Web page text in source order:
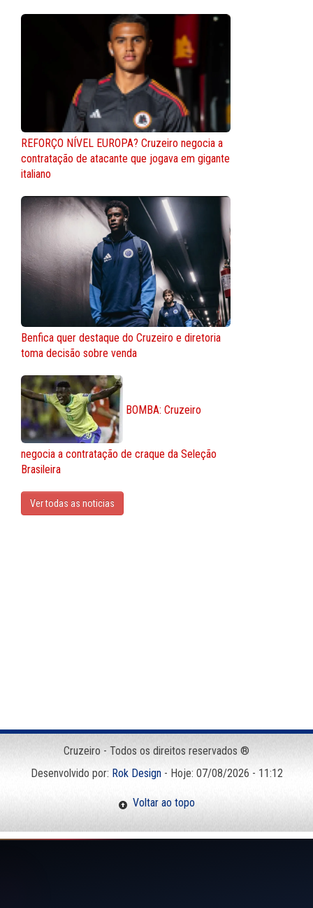
REFORÇO NÍVEL EUROPA? Cruzeiro negocia a
contratação de atacante que jogava em gigante
italiano
Benfica quer destaque do Cruzeiro e diretoria
toma decisão sobre venda
BOMBA: Cruzeiro
negocia a contratação de craque da Seleção
Brasileira
Ver todas as noticias
Cruzeiro - Todos os direitos reservados ®
Desenvolvido por: Rok Design- Hoje: 07/08/2026 - 11:12
Voltar ao topo